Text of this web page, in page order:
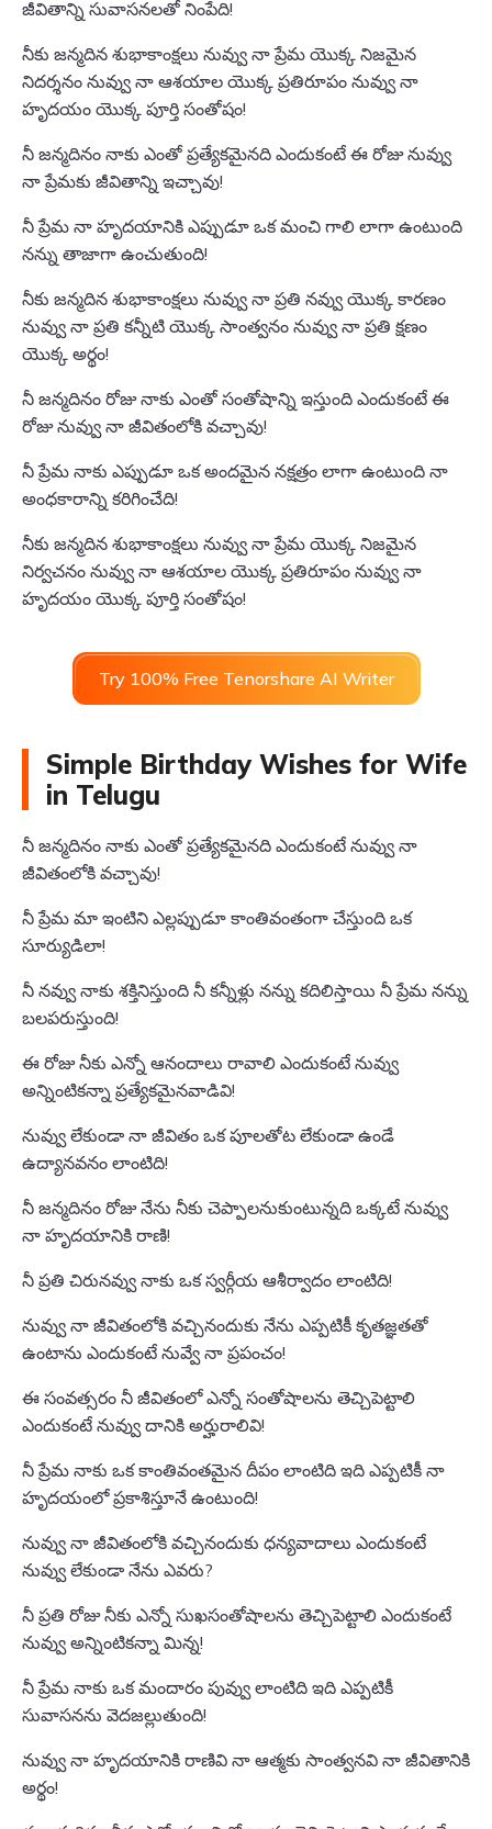
జీవితాన్ని సువాసనలతో నింపేది!
నీకు జన్మదిన శుభాకాంక్షలు నువ్వు నా ప్రేమ యొక్క నిజమైన
నిదర్శనం నువ్వు నా ఆశయాల యొక్క ప్రతిరూపం నువ్వు నా
హృదయం యొక్క పూర్తి సంతోషం!
నీ జన్మదినం నాకు ఎంతో ప్రత్యేకమైనది ఎందుకంటే ఈ రోజు నువ్వు
నా ప్రేమకు జీవితాన్ని ఇచ్చావు!
నీ ప్రేమ నా హృదయానికి ఎప్పుడూ ఒక మంచి గాలి లాగా ఉంటుంది
నన్ను తాజాగా ఉంచుతుంది!
నీకు జన్మదిన శుభాకాంక్షలు నువ్వు నా ప్రతి నవ్వు యొక్క కారణం
నువ్వు నా ప్రతి కన్నీటి యొక్క సాంత్వనం నువ్వు నా ప్రతి క్షణం
యొక్క అర్థం!
నీ జన్మదినం రోజు నాకు ఎంతో సంతోషాన్ని ఇస్తుంది ఎందుకంటే ఈ
రోజు నువ్వు నా జీవితంలోకి వచ్చావు!
నీ ప్రేమ నాకు ఎప్పుడూ ఒక అందమైన నక్షత్రం లాగా ఉంటుంది నా
అంధకారాన్ని కరిగించేది!
నీకు జన్మదిన శుభాకాంక్షలు నువ్వు నా ప్రేమ యొక్క నిజమైన
నిర్వచనం నువ్వు నా ఆశయాల యొక్క ప్రతిరూపం నువ్వు నా
హృదయం యొక్క పూర్తి సంతోషం!
Try 100% Free Tenorshare AI Writer
Simple Birthday Wishes for Wife
in Telugu
నీ జన్మదినం నాకు ఎంతో ప్రత్యేకమైనది ఎందుకంటే నువ్వు నా
జీవితంలోకి వచ్చావు!
నీ ప్రేమ మా ఇంటిని ఎల్లప్పుడూ కాంతివంతంగా చేస్తుంది ఒక
సూర్యుడిలా!
నీ నవ్వు నాకు శక్తినిస్తుంది నీ కన్నీళ్లు నన్ను కదిలిస్తాయి నీ ప్రేమ నన్ను
బలపరుస్తుంది!
ఈ రోజు నీకు ఎన్నో ఆనందాలు రావాలి ఎందుకంటే నువ్వు
అన్నింటికన్నా ప్రత్యేకమైనవాడివి!
నువ్వు లేకుండా నా జీవితం ఒక పూలతోట లేకుండా ఉండే
ఉద్యానవనం లాంటిది!
నీ జన్మదినం రోజు నేను నీకు చెప్పాలనుకుంటున్నది ఒక్కటే నువ్వు
నా హృదయానికి రాణి!
నీ ప్రతి చిరునవ్వు నాకు ఒక స్వర్గీయ ఆశీర్వాదం లాంటిది!
నువ్వు నా జీవితంలోకి వచ్చినందుకు నేను ఎప్పటికీ కృతజ్ఞతతో
ఉంటాను ఎందుకంటే నువ్వే నా ప్రపంచం!
ఈ సంవత్సరం నీ జీవితంలో ఎన్నో సంతోషాలను తెచ్చిపెట్టాలి
ఎందుకంటే నువ్వు దానికి అర్హురాలివి!
నీ ప్రేమ నాకు ఒక కాంతివంతమైన దీపం లాంటిది ఇది ఎప్పటికీ నా
హృదయంలో ప్రకాశిస్తూనే ఉంటుంది!
నువ్వు నా జీవితంలోకి వచ్చినందుకు ధన్యవాదాలు ఎందుకంటే
నువ్వు లేకుండా నేను ఎవరు?
నీ ప్రతి రోజు నీకు ఎన్నో సుఖసంతోషాలను తెచ్చిపెట్టాలి ఎందుకంటే
నువ్వు అన్నింటికన్నా మిన్న!
నీ ప్రేమ నాకు ఒక మందారం పువ్వు లాంటిది ఇది ఎప్పటికీ
సువాసనను వెదజల్లుతుంది!
నువ్వు నా హృదయానికి రాణివి నా ఆత్మకు సాంత్వనవి నా జీవితానికి
అర్థం!